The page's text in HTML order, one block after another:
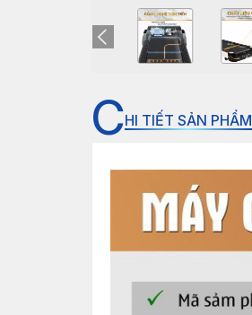
CHI TIẾT SẢN PHẨM